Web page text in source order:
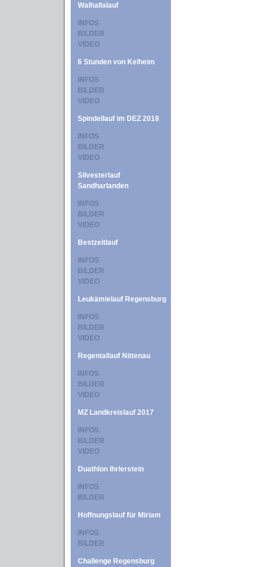
Walhallalauf
INFOS
BILDER
VIDEO
6 Stunden von Kelheim
INFOS
BILDER
VIDEO
Spindellauf im DEZ 2018
INFOS
BILDER
VIDEO
Silvesterlauf
Sandharlanden
INFOS
BILDER
VIDEO
Bestzeitlauf
INFOS
BILDER
VIDEO
Leukämielauf Regensburg
INFOS
BILDER
VIDEO
Regentallauf Nittenau
INFOS
BILDER
VIDEO
MZ Landkreislauf 2017
INFOS
BILDER
VIDEO
Duathlon Ihrlerstein
INFOS
BILDER
Hoffnungslauf für Miriam
INFOS
BILDER
Challenge Regensburg